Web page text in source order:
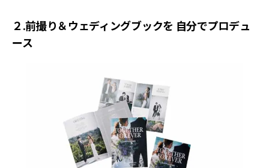
２.前撮り＆ウェディングブックを 自分でプロデュ
ース